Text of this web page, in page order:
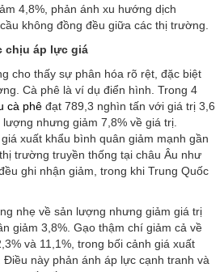
4,8%, phản ánh xu hướng dịch
không đồng đều giữa các thị trường.
chịu áp lực giá
cho thấy sự phân hóa rõ rệt, đặc biệt
Cà phê là ví dụ điển hình. Trong 4
cà phê đạt 789,3 nghìn tấn với giá trị 3,6
nhưng giảm 7,8% về giá trị.
xuất khẩu bình quân giảm mạnh gần
trường truyền thống tại châu Âu như
ghi nhận giảm, trong khi Trung Quốc
nhẹ về sản lượng nhưng giảm giá trị
giảm 3,8%. Gạo thậm chí giảm cả về
và 11,1%, trong bối cảnh giá xuất
này phản ánh áp lực cạnh tranh và